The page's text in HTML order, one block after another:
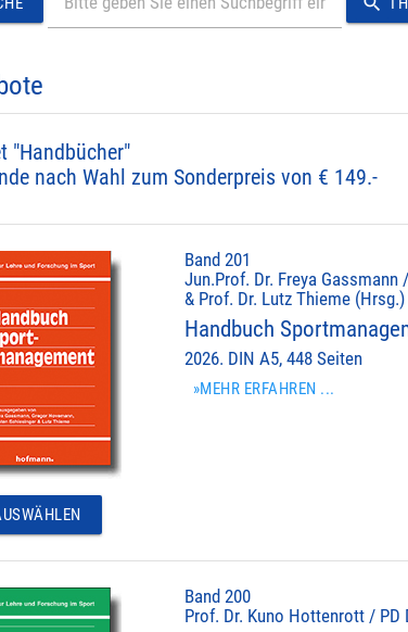
"Handbücher"
nach Wahl zum Sonderpreis von € 149.-
Band 201
Jun.Prof. Dr. Freya
& Prof. Dr. Lutz Thieme (Hrsg.)
Handbuch
2026. DIN A5, 448 Seiten
»MEHR ERFAHREN ...
Band 200
Prof. Dr. Kuno Hottenrott / PD